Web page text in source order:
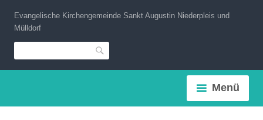
Inhalt
springen
Evangelische Kirchengemeinde Sankt Augustin Niederpleis und
Mülldorf
Suche
Menü